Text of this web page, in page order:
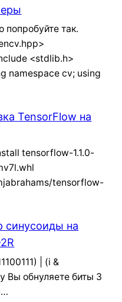
попробуйте так.
<stdlib.h>
namespace cv; using
TensorFlow на
tensorflow-1.1.0-
tensorflow-
синусоиды на
| (i &
Вы обнуляете биты 3